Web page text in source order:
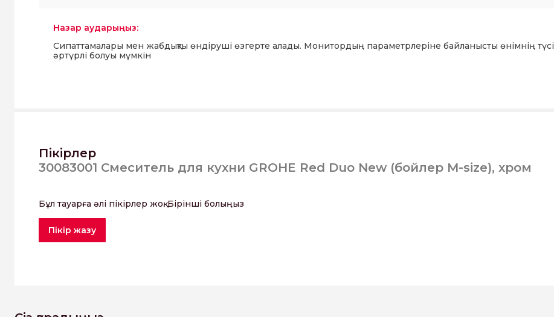
Назар аударыңыз:
Сипаттамалары мен жабдықты өндіруші өзгерте алады. Монитордың параметрлеріне байланысты өнімнің түсі
әртүрлі болуы мүмкін
Пікірлер
30083001 Смеситель для кухни GROHE Red Duo New (бойлер M-size), хром
Бұл тауарға әлі пікірлер жоқ. Бірінші болыңыз
Пікір жазу